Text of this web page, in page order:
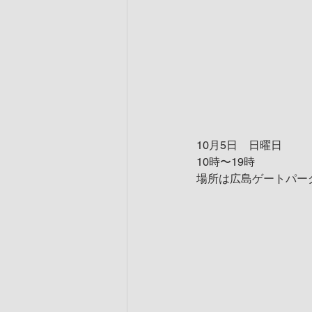
10月5日　日曜日
10時〜19時
場所は広島ゲートパー